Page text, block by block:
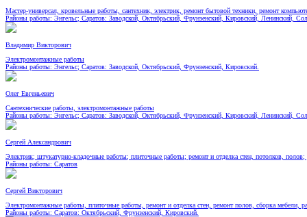
Мастер-универсал, кровельные работы, сантехник, электрик, ремонт бытовой техники, ремонт
Районы работы: Энгельс; Саратов: Заводской, Октябрьский, Фрунзенский, Кировский, Ленинский,
Владимир Викторович
Электромонтажные работы
Районы работы: Энгельс; Саратов: Заводской, Октябрьский, Фрунзенский, Кировский.
Олег Евгеньевич
Сантехнические работы, электромонтажные работы
Районы работы: Энгельс; Саратов: Заводской, Октябрьский, Фрунзенский, Кировский, Ленинский,
Сергей Александрович
Электрик; штукатурно-кладочные работы; плиточные работы; ремонт и отделка стен, потолков,
Районы работы: Саратов
Сергей Викторович
Электромонтажные работы, плиточные работы, ремонт и отделка стен, ремонт полов, сборка мебели,
Районы работы: Саратов: Октябрьский, Фрунзенский, Кировский.